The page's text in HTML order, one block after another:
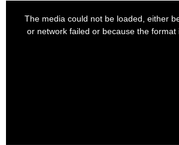
The media could not be loaded, either
or network failed or because the format